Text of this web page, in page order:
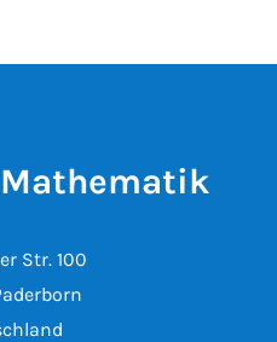
Str. 100